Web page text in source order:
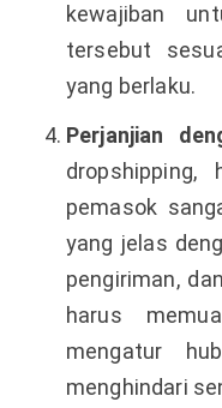
kewajiban
tersebut
yang berlaku.
Perjanjian
dropshipping,
pemasok
yang jelas
pengiriman,
harus
mengatur
menghindari